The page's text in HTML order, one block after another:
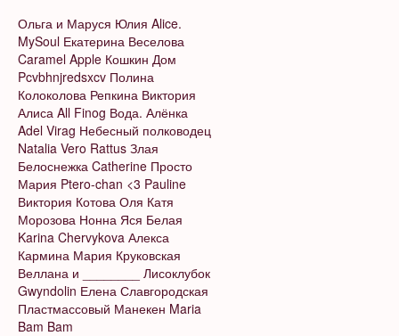
Ольга и Маруся Юлия Alice.
MySoul Екатерина Веселова
Caramel Apple Кошкин Дом
Pcvbhnjredsxcv Полина
Колоколова Репкина Виктория
Алиса All Finog Вода. Алёнка
Adel Virag Небесный полководец
Natalia Vero Rattus Злая
Белоснежка Catherine Просто
Мария Ptero-chan <3 Pauline
Виктория Котова Оля Катя
Морозова Нонна Яся Белая
Karina Chervykova Алекса
Кармина Мария Круковская
Веллана и ________
Лисоклубок
Gwyndolin Елена Славгородская
Пластмассовый Манекен Maria
Bam Bam